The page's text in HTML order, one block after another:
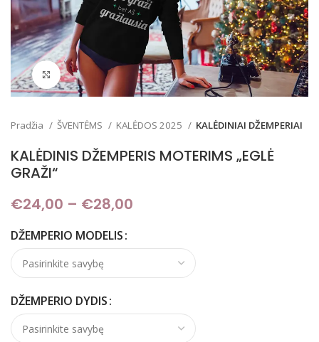
Padidinti
Pradžia ŠVENTĖMS KALĖDOS 2025 KALĖDINIAI DŽEMPERIAI
KALĖDINIS DŽEMPERIS MOTERIMS „EGLĖ
GRAŽI“
€24,00 – €28,00
DŽEMPERIO MODELIS
DŽEMPERIO DYDIS